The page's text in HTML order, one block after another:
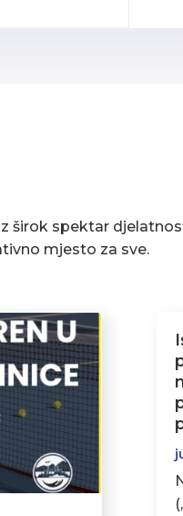
širok spektar
mjesto za sve.